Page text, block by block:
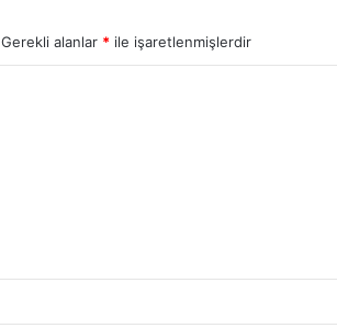
Gerekli alanlar * ile işaretlenmişlerdir